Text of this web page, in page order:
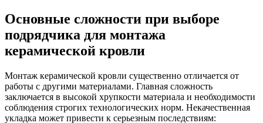
Основные сложности при выборе
подрядчика для монтажа
керамической кровли
Монтаж керамической кровли существенно отличается от
работы с другими материалами. Главная сложность
заключается в высокой хрупкости материала и необходимости
соблюдения строгих технологических норм. Некачественная
укладка может привести к серьезным последствиям: